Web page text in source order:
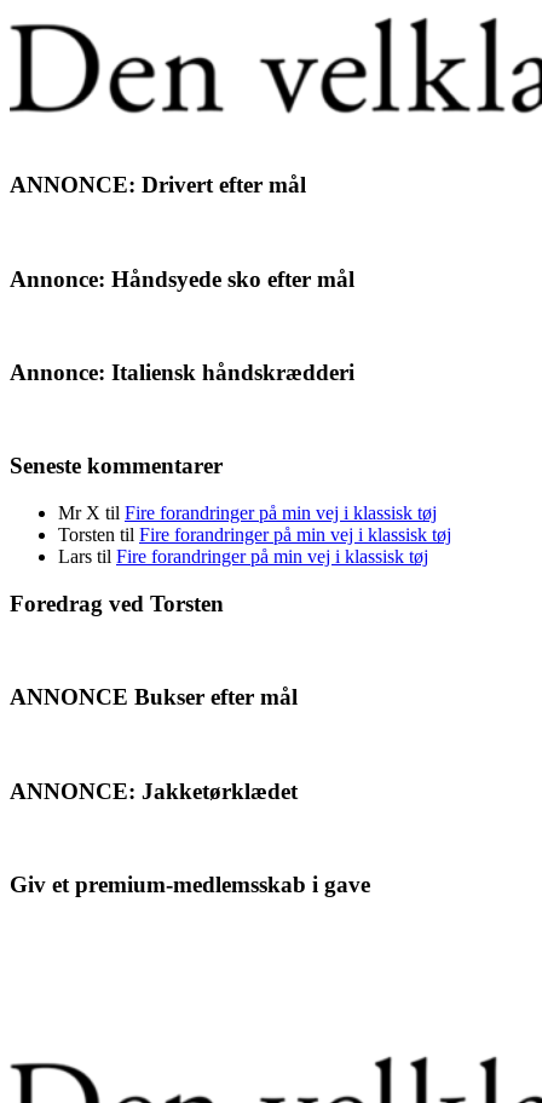
ANNONCE: Drivert efter mål
Annonce: Håndsyede sko efter mål
Annonce: Italiensk håndskrædderi
Seneste kommentarer
Mr X til Fire forandringer på min vej i klassisk tøj
Torsten til Fire forandringer på min vej i klassisk tøj
Lars til Fire forandringer på min vej i klassisk tøj
Foredrag ved Torsten
ANNONCE Bukser efter mål
ANNONCE: Jakketørklædet
Giv et premium-medlemsskab i gave